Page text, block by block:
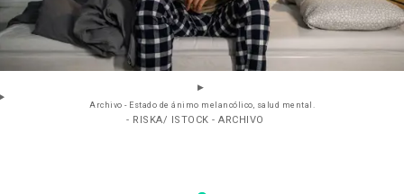
Archivo - Estado de ánimo melancólico, salud mental.
- RISKA/ ISTOCK - ARCHIVO